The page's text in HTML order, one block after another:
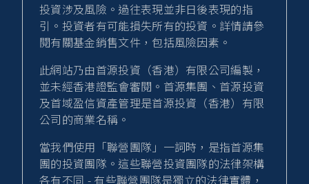
投資涉及風險。過往表現並非日後表現的指
引。投資者有可能損失所有的投資。詳情請參
閱有關基金銷售文件，包括風險因素。
此網站乃由首源投資（香港）有限公司編製，
並未經香港證監會審閱。首源集團、首源投資
及首域盈信資產管理是首源投資（香港）有限
公司的商業名稱。
當我們使用「聯營團隊」一詞時，是指首源集
團的投資團隊。這些聯營投資團隊的法律架構
各有不同 - 有些聯營團隊是獨立的法律實體，